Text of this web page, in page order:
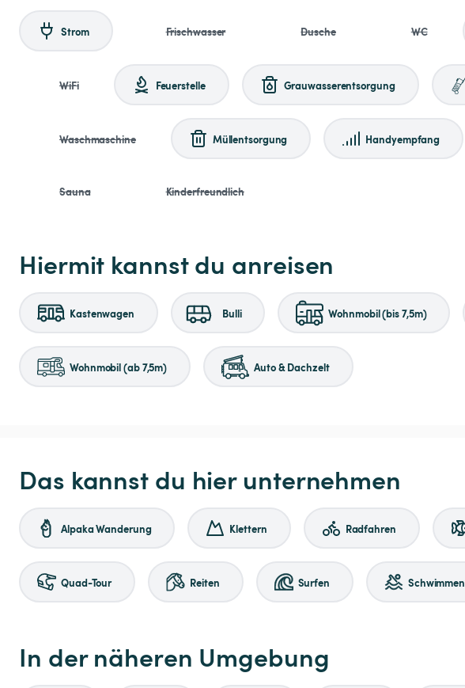
Strom Frischwasser Dusche WC
WiFi Feuerstelle Grauwasserentsorgung
Waschmaschine Müllentsorgung Handyempfang
Sauna Kinderfreundlich
Hiermit kannst du anreisen
Kastenwagen Bulli Wohnmobil (bis 7,5m)
Wohnmobil (ab 7,5m) Auto & Dachzelt
Das kannst du hier unternehmen
Alpaka Wanderung Klettern Radfahren
Quad-Tour Reiten Surfen Schwimmen
In der näheren Umgebung